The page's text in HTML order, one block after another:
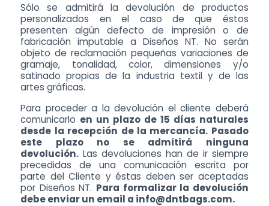
Sólo se admitirá la devolución de productos
personalizados en el caso de que éstos
presenten algún defecto de impresión o de
fabricación imputable a Diseños NT. No serán
objeto de reclamación pequeñas variaciones de
gramaje, tonalidad, color, dimensiones y/o
satinado propias de la industria textil y de las
artes gráficas.
Para proceder a la devolución el cliente deberá
comunicarlo en un plazo de 15 días naturales
desde la recepción de la mercancía. Pasado
este plazo no se admitirá ninguna
devolución. Las devoluciones han de ir siempre
precedidas de una comunicación escrita por
parte del Cliente y éstas deben ser aceptadas
por Diseños NT. Para formalizar la devolución
debe enviar un email a info@dntbags.com.